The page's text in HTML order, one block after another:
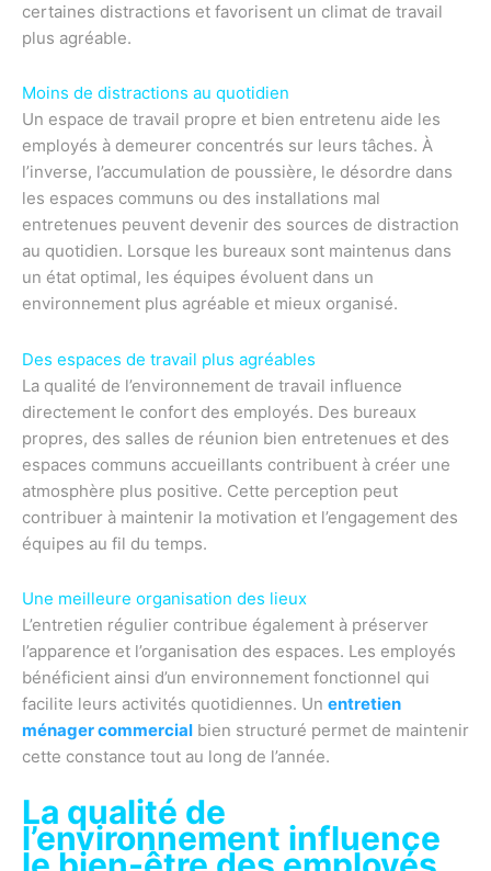
certaines distractions et favorisent un climat de travail
plus agréable.
Moins de distractions au quotidien
Un espace de travail propre et bien entretenu aide les
employés à demeurer concentrés sur leurs tâches. À
l’inverse, l’accumulation de poussière, le désordre dans
les espaces communs ou des installations mal
entretenues peuvent devenir des sources de distraction
au quotidien. Lorsque les bureaux sont maintenus dans
un état optimal, les équipes évoluent dans un
environnement plus agréable et mieux organisé.
Des espaces de travail plus agréables
La qualité de l’environnement de travail influence
directement le confort des employés. Des bureaux
propres, des salles de réunion bien entretenues et des
espaces communs accueillants contribuent à créer une
atmosphère plus positive. Cette perception peut
contribuer à maintenir la motivation et l’engagement des
équipes au fil du temps.
Une meilleure organisation des lieux
L’entretien régulier contribue également à préserver
l’apparence et l’organisation des espaces. Les employés
bénéficient ainsi d’un environnement fonctionnel qui
facilite leurs activités quotidiennes. Un entretien
ménager commercial bien structuré permet de maintenir
cette constance tout au long de l’année.
La qualité de
l’environnement influence